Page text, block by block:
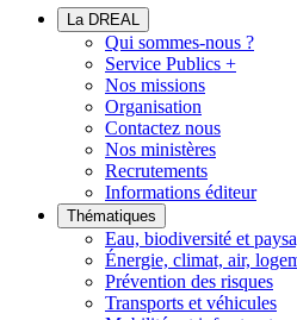
La DREAL
Qui sommes-nous ?
Service Publics +
Nos missions
Organisation
Contactez nous
Nos ministères
Recrutements
Informations éditeur
Thématiques
Eau, biodiversité et
Énergie, climat, air,
Prévention des risques
Transports et véhicules